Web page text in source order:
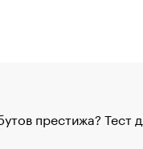
престижа? Тест